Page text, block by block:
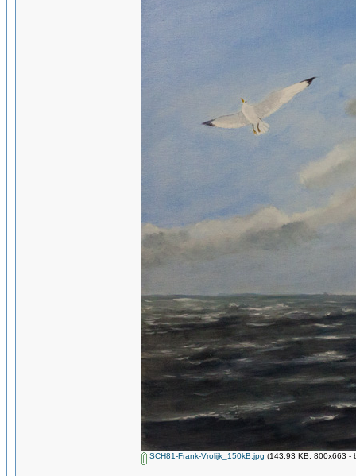
SCH81-Frank-Vrolijk_150kB.jpg (143.93 KB, 800x663 -